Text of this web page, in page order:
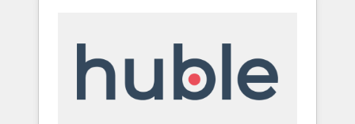
API Integration project... ⬅️ Click "Contact
Business" ⬅️ to access 150+ Kickstart